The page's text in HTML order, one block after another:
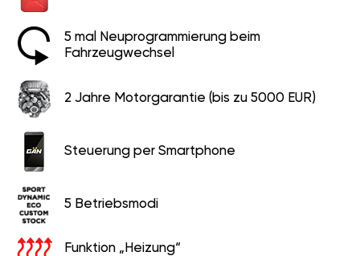
5 mal Neuprogrammierung beim
Fahrzeugwechsel
2 Jahre Motorgarantie (bis zu 5000 EUR)
Steuerung per Smartphone
5 Betriebsmodi
Funktion „Heizung“